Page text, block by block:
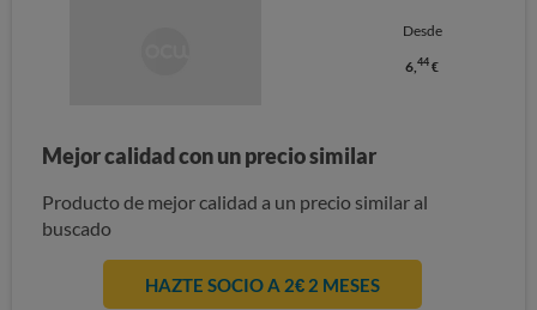
Desde
6,44 €
Mejor calidad con un precio similar
Producto de mejor calidad a un precio similar al
buscado
HAZTE SOCIO A 2€ 2 MESES